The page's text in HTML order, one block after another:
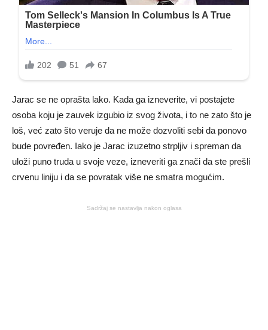
Jarac se ne oprašta lako. Kada ga izneverite, vi postajete
osoba koju je zauvek izgubio iz svog života, i to ne zato što je
loš, već zato što veruje da ne može dozvoliti sebi da ponovo
bude povređen. Iako je Jarac izuzetno strpljiv i spreman da
uloži puno truda u svoje veze, izneveriti ga znači da ste prešli
crvenu liniju i da se povratak više ne smatra mogućim.
Sadržaj se nastavlja nakon oglasa